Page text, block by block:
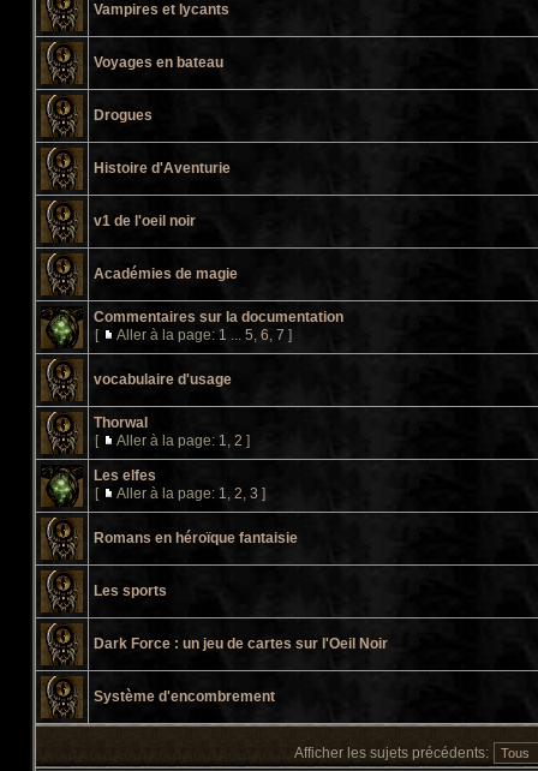
Vampires et lycants
Voyages en bateau
Drogues
Histoire d'Aventurie
v1 de l'oeil noir
Académies de magie
Commentaires sur la documentation
[
Aller à la page: 1 ... 5, 6, 7 ]
vocabulaire d'usage
Thorwal
[
Aller à la page: 1, 2 ]
Les elfes
[
Aller à la page: 1, 2, 3 ]
Romans en héroïque fantaisie
Les sports
Dark Force : un jeu de cartes sur l'Oeil Noir
Système d'encombrement
Afficher les sujets précédents: